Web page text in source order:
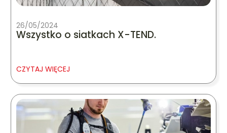
26/05/2024
Wszystko o siatkach X-TEND.
CZYTAJ WIĘCEJ